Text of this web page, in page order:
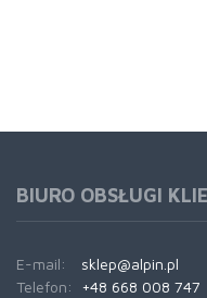
BIURO OBSŁUGI
E-mail:
sklep@alpin.pl
Telefon:
+48 668 008 747